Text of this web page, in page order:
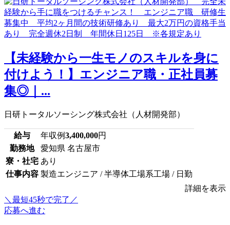
【未経験から一生モノのスキルを身に
付けよう！】エンジニア職・正社員募
集◎｜...
日研トータルソーシング株式会社（人材開発部）
給与 年収例3,400,000円
勤務地
愛知県 名古屋市
寮・社宅 あり
仕事内容 製造エンジニア / 半導体工場系工場 / 日勤
詳細を表示
＼最短45秒で完了／
応募へ進む